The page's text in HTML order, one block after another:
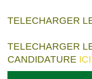
TELECHARGER
TELECHARGER
CANDIDATURE ICI